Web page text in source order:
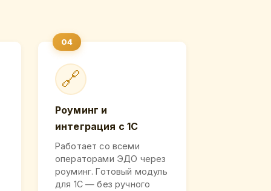
🔗
Роуминг и
интеграция с 1С
Работает со всеми
операторами ЭДО через
роуминг. Готовый модуль
для 1С — без ручного